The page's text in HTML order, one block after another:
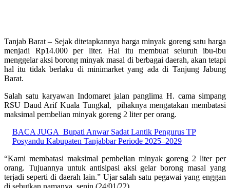
Tanjab Barat – Sejak ditetapkannya harga minyak goreng satu harga
menjadi Rp14.000 per liter. Hal itu membuat seluruh ibu-ibu
menggelar aksi borong minyak masal di berbagai daerah, akan tetapi
hal itu tidak berlaku di minimarket yang ada di Tanjung Jabung
Barat.
Salah satu karyawan Indomaret jalan panglima H. cama simpang
RSU Daud Arif Kuala Tungkal, pihaknya mengatakan membatasi
maksimal pembelian minyak goreng 2 liter per orang.
BACA JUGA Bupati Anwar Sadat Lantik Pengurus TP
Posyandu Kabupaten Tanjabbar Periode 2025–2029
“Kami membatasi maksimal pembelian minyak goreng 2 liter per
orang. Tujuannya untuk antisipasi aksi gelar borong masal yang
terjadi seperti di daerah lain.” Ujar salah satu pegawai yang enggan
di sebutkan namanya, senin (24/01/22).